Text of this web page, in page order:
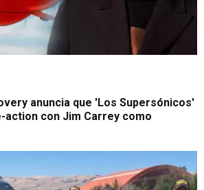
anuncia que 'Los Supersónicos'
action con Jim Carrey como